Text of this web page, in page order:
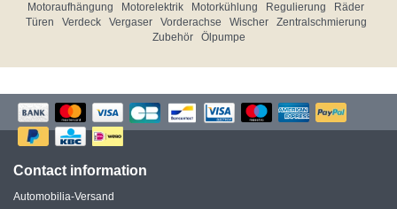
Motoraufhängung
Motorelektrik Motorkühlung Regulierung
Räder
Türen
Verdeck Vergaser Vorderachse Wischer
Zentralschmierung
Zubehör
Ölpumpe
Contact information
Automobilia-Versand